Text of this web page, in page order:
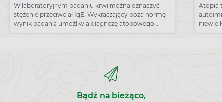
laboratoryjne
W laboratoryjnym badaniu krwi można oznaczyć
stężenie przeciwciał IgE. Wykraczający poza normę
wynik badania umożliwia diagnozę atopowego
zapalenia skóry.
Atopia
Bądź na bieżąco,